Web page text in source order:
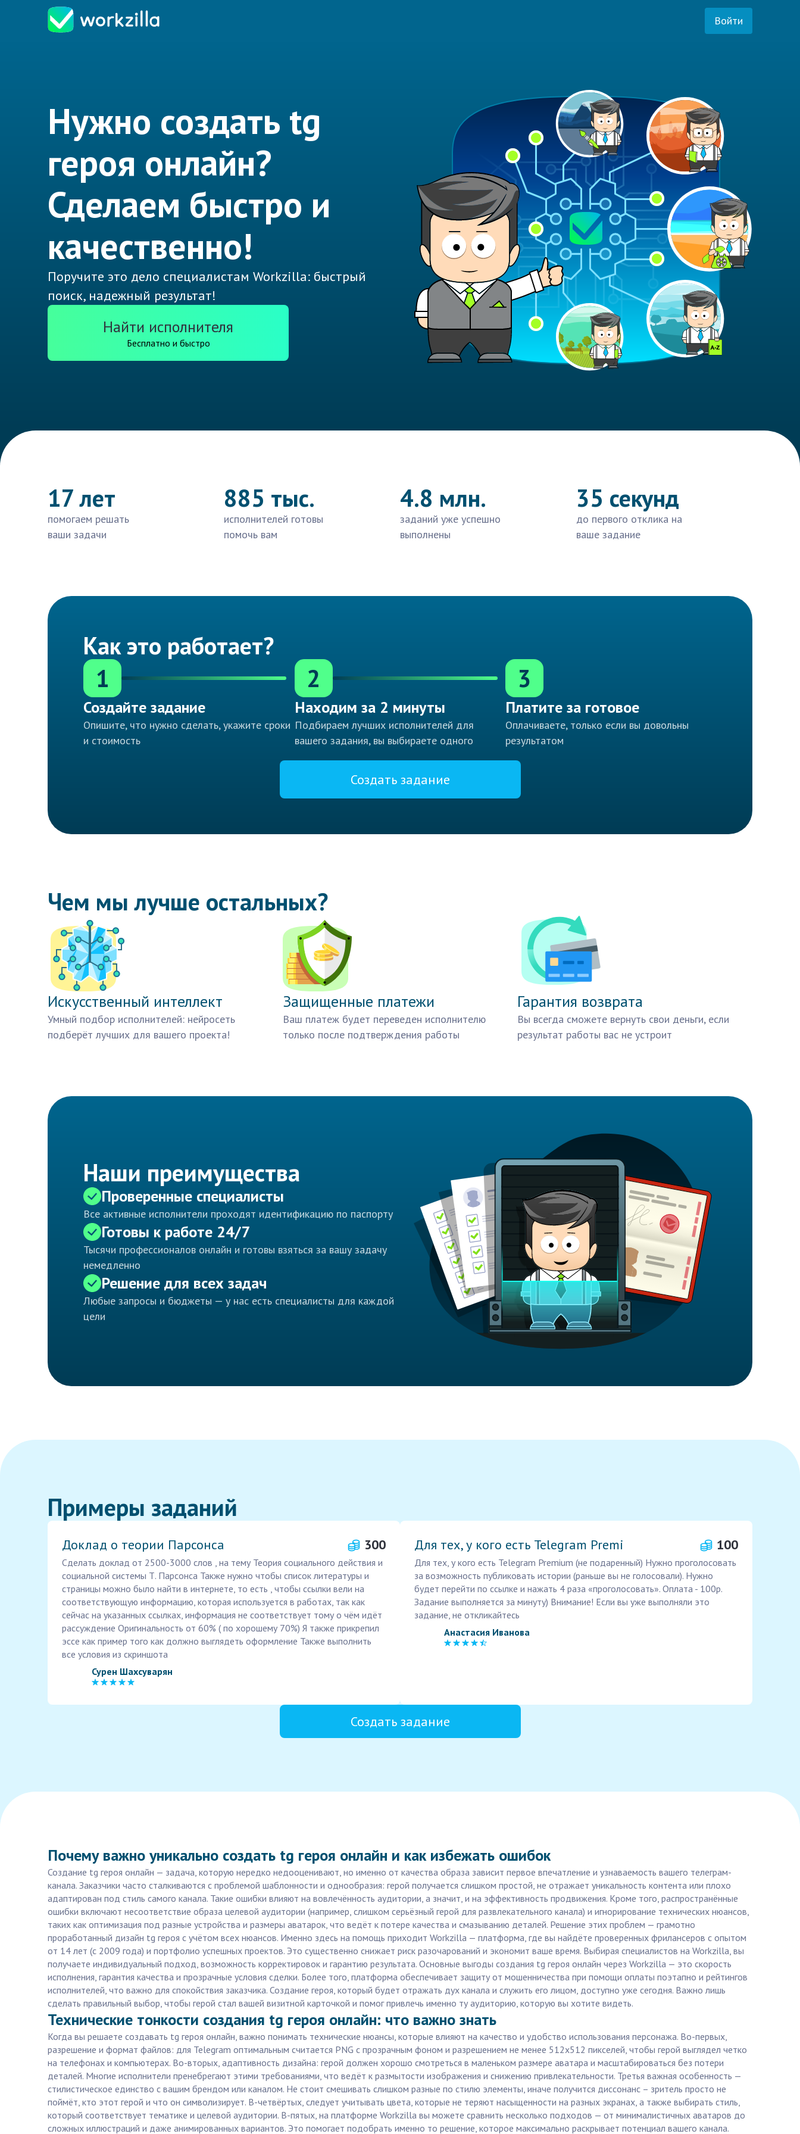
Войти
Нужно создать tg
героя онлайн?
Сделаем быстро и
качественно!
Поручите это дело специалистам Workzilla: быстрый
поиск, надежный результат!
Найти исполнителя
Бесплатно и быстро
17 лет
помогаем решать
ваши задачи
885 тыс.
исполнителей готовы
помочь вам
4.8 млн.
заданий уже успешно
выполнены
35 секунд
до первого отклика на
ваше задание
Как это работает?
1
Создайте задание
Опишите, что нужно сделать, укажите сроки
и стоимость
2
Находим за 2 минуты
Подбираем лучших исполнителей для
вашего задания, вы выбираете одного
3
Платите за готовое
Оплачиваете, только если вы довольны
результатом
Создать задание
Чем мы лучше остальных?
Искусственный интеллект
Умный подбор исполнителей: нейросеть
подберёт лучших для вашего проекта!
Защищенные платежи
Ваш платеж будет переведен исполнителю
только после подтверждения работы
Гарантия возврата
Вы всегда сможете вернуть свои деньги, если
результат работы вас не устроит
Наши преимущества
Проверенные специалисты
Все активные исполнители проходят идентификацию по паспорту
Готовы к работе 24/7
Тысячи профессионалов онлайн и готовы взяться за вашу задачу
немедленно
Решение для всех задач
Любые запросы и бюджеты — у нас есть специалисты для каждой
цели
Примеры заданий
Доклад о теории Парсонса 300
Сделать доклад от 2500-3000 слов , на тему Теория социального действия и
социальной системы Т. Парсонса Также нужно чтобы список литературы и
страницы можно было найти в интернете, то есть , чтобы ссылки вели на
соответствующую информацию, которая используется в работах, так как
сейчас на указанных ссылках, информация не соответствует тому о чём идёт
рассуждение Оригинальность от 60% ( по хорошему 70%) Я также прикрепил
эссе как пример того как должно выглядеть оформление Также выполнить
все условия из скриншота
Сурен Шахсуварян
Для тех, у кого есть Telegram Premi 100
Для тех, у кого есть Telegram Premium (не подаренный) Нужно проголосовать
за возможность публиковать истории (раньше вы не голосовали). Нужно
будет перейти по ссылке и нажать 4 раза «проголосовать». Оплата - 100р.
Задание выполняется за минуту) Внимание! Если вы уже выполняли это
задание, не откликайтесь
Анастасия Иванова
Создать задание
Почему важно уникально создать tg героя онлайн и как избежать ошибок
Создание tg героя онлайн — задача, которую нередко недооценивают, но именно от качества образа зависит первое впечатление и узнаваемость вашего телеграм-
канала. Заказчики часто сталкиваются с проблемой шаблонности и однообразия: герой получается слишком простой, не отражает уникальность контента или плохо
адаптирован под стиль самого канала. Такие ошибки влияют на вовлечённость аудитории, а значит, и на эффективность продвижения. Кроме того, распространённые
ошибки включают несоответствие образа целевой аудитории (например, слишком серьёзный герой для развлекательного канала) и игнорирование технических нюансов,
таких как оптимизация под разные устройства и размеры аватарок, что ведёт к потере качества и смазыванию деталей. Решение этих проблем — грамотно
проработанный дизайн tg героя с учётом всех нюансов. Именно здесь на помощь приходит Workzilla — платформа, где вы найдёте проверенных фрилансеров с опытом
от 14 лет (с 2009 года) и портфолио успешных проектов. Это существенно снижает риск разочарований и экономит ваше время. Выбирая специалистов на Workzilla, вы
получаете индивидуальный подход, возможность корректировок и гарантию результата. Основные выгоды создания tg героя онлайн через Workzilla — это скорость
исполнения, гарантия качества и прозрачные условия сделки. Более того, платформа обеспечивает защиту от мошенничества при помощи оплаты поэтапно и рейтингов
исполнителей, что важно для спокойствия заказчика. Создание героя, который будет отражать дух канала и служить его лицом, доступно уже сегодня. Важно лишь
сделать правильный выбор, чтобы герой стал вашей визитной карточкой и помог привлечь именно ту аудиторию, которую вы хотите видеть.
Технические тонкости создания tg героя онлайн: что важно знать
Когда вы решаете создавать tg героя онлайн, важно понимать технические нюансы, которые влияют на качество и удобство использования персонажа. Во-первых,
разрешение и формат файлов: для Telegram оптимальным считается PNG с прозрачным фоном и разрешением не менее 512x512 пикселей, чтобы герой выглядел четко
на телефонах и компьютерах. Во-вторых, адаптивность дизайна: герой должен хорошо смотреться в маленьком размере аватара и масштабироваться без потери
деталей. Многие исполнители пренебрегают этими требованиями, что ведёт к размытости изображения и снижению привлекательности. Третья важная особенность —
стилистическое единство с вашим брендом или каналом. Не стоит смешивать слишком разные по стилю элементы, иначе получится диссонанс – зритель просто не
поймёт, кто этот герой и что он символизирует. В-четвёртых, следует учитывать цвета, которые не теряют насыщенности на разных экранах, а также выбирать стиль,
который соответствует тематике и целевой аудитории. В-пятых, на платформе Workzilla вы можете сравнить несколько подходов — от минималистичных аватаров до
сложных иллюстраций и даже анимированных вариантов. Это помогает подобрать именно то решение, которое максимально раскрывает потенциал вашего канала.